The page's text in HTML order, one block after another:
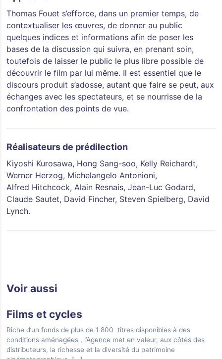
Thomas Fouet s’efforce, dans un premier temps, de
contextualiser les œuvres, de donner au public
quelques indices et informations afin de poser les
bases de la discussion qui suivra, en prenant soin,
toutefois de laisser le public le plus libre possible de
découvrir le film par lui même. Il est essentiel que le
discours produit s’adosse, autant que faire se peut, aux
échanges avec les spectateurs, et se nourrisse de la
confrontation des points de vue.
Réalisateurs de prédilection
Kiyoshi Kurosawa, Hong Sang-soo, Kelly Reichardt,
Werner Herzog, Michelangelo Antonioni,
Alfred Hitchcock, Alain Resnais, Jean-Luc Godard,
Claude Sautet, David Fincher, Steven Spielberg, David
Lynch.
Voir aussi
Films et cycles
Riche d’un fonds de plus de 1 800 titres disponibles à des
conditions aménagées , l’Agence met en valeur, aux côtés des
distributeurs, la richesse et la diversité du patrimoine